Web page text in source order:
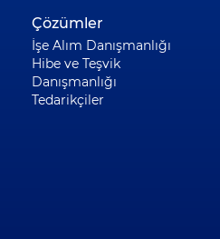
Çözümler
İşe Alım Danışmanlığı
Hibe ve Teşvik
Danışmanlığı
Tedarikçiler